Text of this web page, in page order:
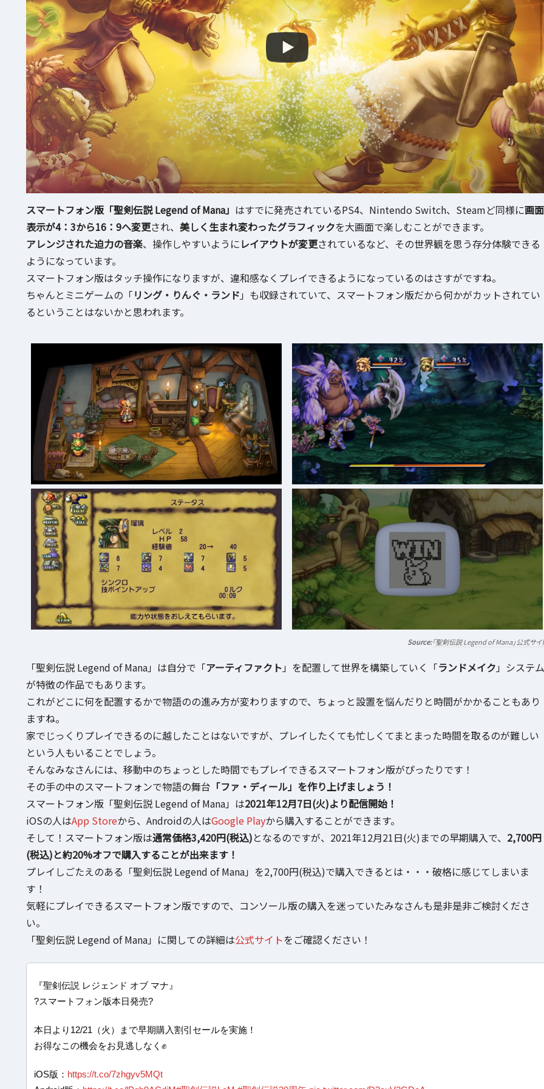
スマートフォン版「聖剣伝説 Legend of Mana」 はすでに発売されているPS4、Nintendo Switch、Steamど同様に画面
表示が4：3から16：9へ変更され、 美しく生まれ変わったグラフィックを大画面で楽しむことができます。
アレンジされた迫力の音楽、操作しやすいようにレイアウトが変更されているなど、その世界観を思う存分体験できる
ようになっています。
スマートフォン版はタッチ操作になりますが、違和感なくプレイできるようになっているのはさすがですね。
ちゃんとミニゲームの「リング・りんぐ・ランド 」も収録されていて、スマートフォン版だから何かがカットされてい
るということはないかと思われます。
「聖剣伝説 Legend of Mana」公式サイ
「聖剣伝説 Legend of Mana」は自分で「アーティファクト 」を配置して世界を構築していく「ランドメイク 」システム
が特徴の作品でもあります。
これがどこに何を配置するかで物語のの進み方が変わりますので、ちょっと設置を悩んだりと時間がかかることもあり
ますね。
家でじっくりプレイできるのに越したことはないですが、プレイしたくても忙しくてまとまった時間を取るのが難しい
という人もいることでしょう。
そんなみなさんには、移動中のちょっとした時間でもプレイできるスマートフォン版がぴったりです！
その手の中のスマートフォンで物語の舞台 「ファ・ディール」を作り上げましょう！
スマートフォン版「聖剣伝説 Legend of Mana」は2021年12月7日(火)より配信開始！
iOSの人はApp Storeから、Androidの人はGoogle Playから購入することができます。
そして！スマートフォン版は通常価格3,420円(税込)となるのですが、2021年12月21日(火)までの早期購入で、 2,700円
(税込)と約20%オフで購入することが出来ます！
プレイしごたえのある「聖剣伝説 Legend of Mana」を2,700円(税込)で購入できるとは・・・破格に感じてしまいま
す！
気軽にプレイできるスマートフォン版ですので、コンソール版の購入を迷っていたみなさんも是非是非ご検討くださ
い。
「聖剣伝説 Legend of Mana」に関しての詳細は公式サイトをご確認ください！
『聖剣伝説 レジェンド オブ マナ』
?スマートフォン版本日発売?
本日より12/21（火）まで早期購入割引セールを実施！
お得なこの機会をお見逃しなく✊
iOS版： https://t.co/7zhgyv5MQt